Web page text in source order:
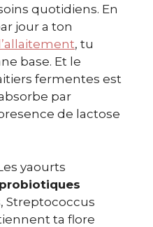
quotidiens. En
jour a ton
, tu
base. Et le
fermentes est
par
de lactose
yaourts
probiotiques
Streptococcus
ta flore